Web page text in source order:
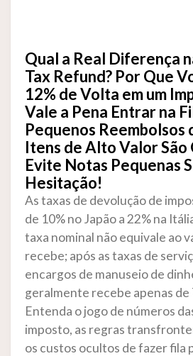
Qual a Real Diferença
Tax Refund? Por Que
12% de Volta em um
Vale a Pena Entrar na
Pequenos Reembolsos
Itens de Alto Valor
Evite Notas Pequenas
Hesitação!
As taxas de devolução de
de 10% no Japão a 22% na
taxa nominal não equivale ao
recebe; após as taxas de
encargos de manuseio de
geralmente recebe apenas de
Entenda o jogo de números
imposto, as regras
os custos ocultos de fazer fila